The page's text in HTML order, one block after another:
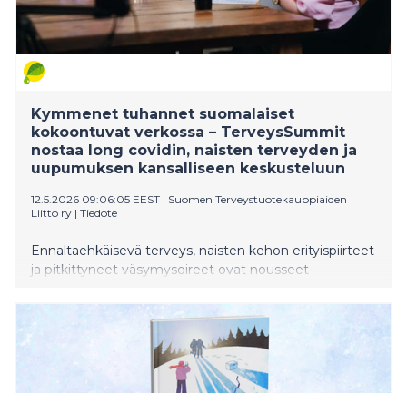
Kymmenet tuhannet suomalaiset
kokoontuvat verkossa – TerveysSummit
nostaa long covidin, naisten terveyden ja
uupumuksen kansalliseen keskusteluun
12.5.2026 09:06:05 EEST | Suomen Terveystuotekauppiaiden
Liitto ry | Tiedote
Ennaltaehkäisevä terveys, naisten kehon erityispiirteet
ja pitkittyneet väsymysoireet ovat nousseet
esillä myös käynnissä olevassa TerveysSummitissa.
TerveysSummit 11.–17.5.2026 tarjoaa maksuttoman
viikon yli 30 asiantuntijahaastattelua, jotka kertovat,
mihin suomalaiset juuri nyt hakevat tietoa
terveydestään.